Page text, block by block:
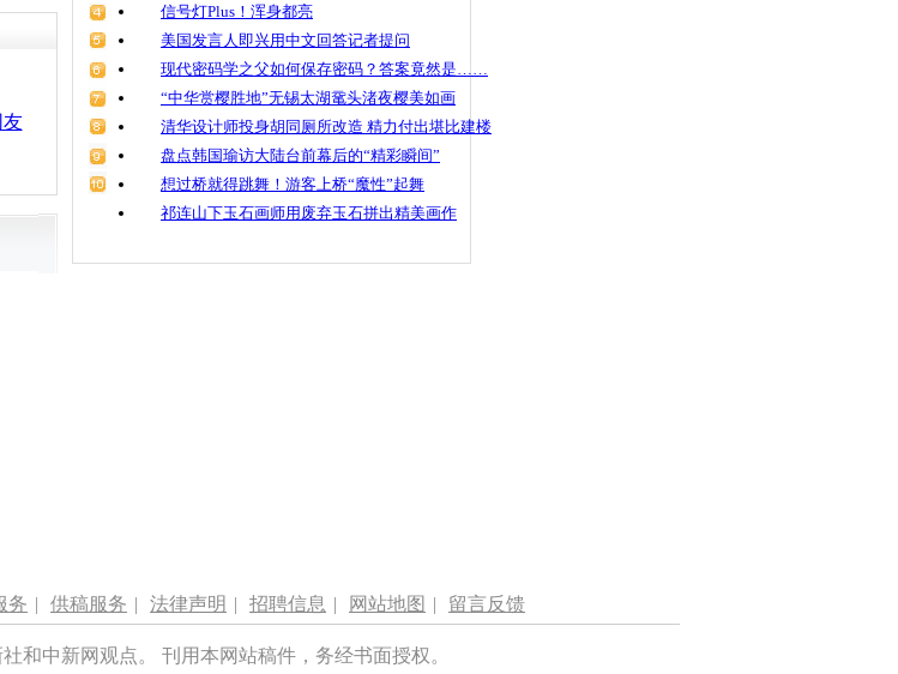
友
信号灯Plus！浑身都亮
美国发言人即兴用中文回答记者提问
现代密码学之父如何保存密码？答案竟然是……
“中华赏樱胜地”无锡太湖鼋头渚夜樱美如画
清华设计师投身胡同厕所改造 精力付出堪比建楼
盘点韩国瑜访大陆台前幕后的“精彩瞬间”
想过桥就得跳舞！游客上桥“魔性”起舞
祁连山下玉石画师用废弃玉石拼出精美画作
务 | 供稿服务 | 法律声明 | 招聘信息 | 网站地图 | 留言反馈
和中新网观点。 刊用本网站稿件，务经书面授权。